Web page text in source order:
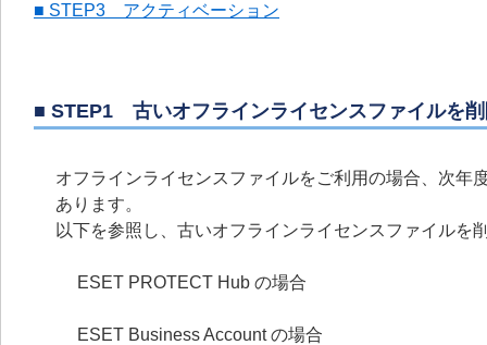
■ STEP3 アクティベーション
■ STEP1 古いオフラインライセンスファイルを
オフラインライセンスファイルをご利用の場合、次年
あります。
以下を参照し、古いオフラインライセンスファイルを
ESET PROTECT Hub の場合
ESET Business Account の場合